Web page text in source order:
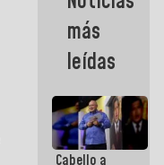
acompañada
por el
Gobierno
Nacional
más
leídas
Cabello a